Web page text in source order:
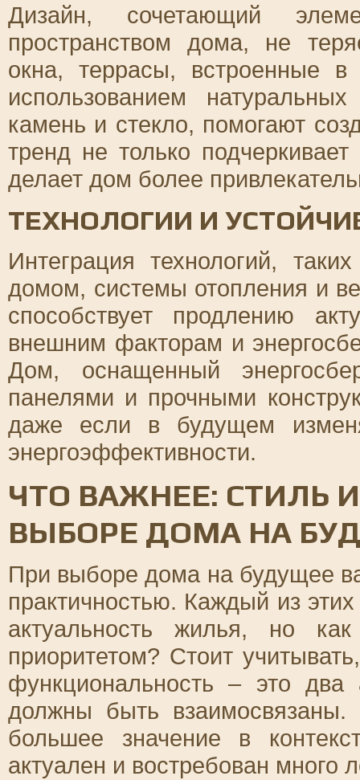
Дизайн, сочетающий
пространством дома, не
окна, террасы, встроенные
использованием
камень и стекло, помогают
тренд не только
делает дом более
ТЕХНОЛОГИИ И
Интеграция технологий,
домом, системы отопления и
способствует продлению
внешним факторам и
Дом, оснащенный
панелями и прочными
даже если в будущем
энергоэффективности.
ЧТО ВАЖНЕЕ: СТИЛЬ
ВЫБОРЕ ДОМА НА
При выборе дома на будущее
практичностью. Каждый из
актуальность жилья, но
приоритетом? Стоит
функциональность – это
должны быть
большее значение в
актуален и востребован много